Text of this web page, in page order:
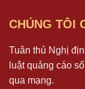
CHÚNG TÔI
Tuân thủ Nghị
luật quảng cáo
qua mạng.